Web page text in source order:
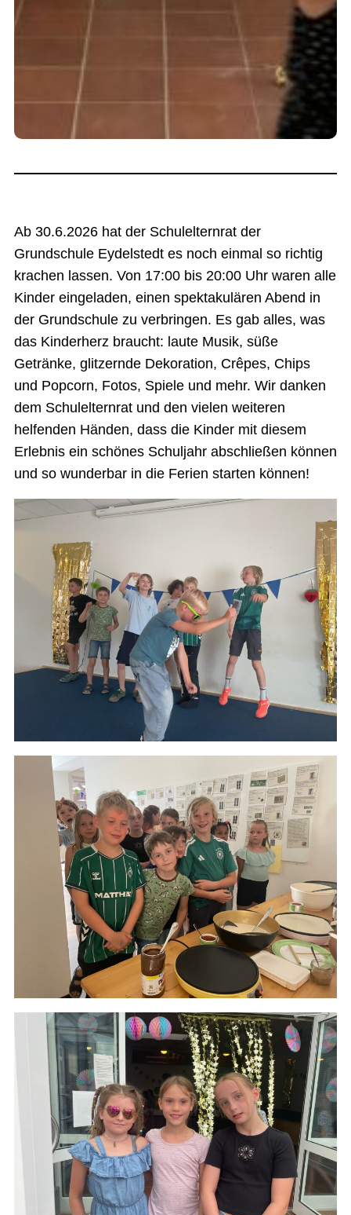
Ab 30.6.2026 hat der Schulelternrat der
Grundschule Eydelstedt es noch einmal so richtig
krachen lassen. Von 17:00 bis 20:00 Uhr waren alle
Kinder eingeladen, einen spektakulären Abend in
der Grundschule zu verbringen. Es gab alles, was
das Kinderherz braucht: laute Musik, süße
Getränke, glitzernde Dekoration, Crêpes, Chips
und Popcorn, Fotos, Spiele und mehr. Wir danken
dem Schulelternrat und den vielen weiteren
helfenden Händen, dass die Kinder mit diesem
Erlebnis ein schönes Schuljahr abschließen können
und so wunderbar in die Ferien starten können!